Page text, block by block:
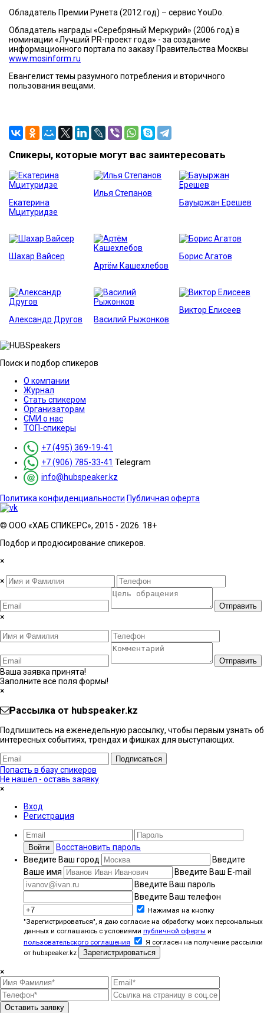
Обладатель Премии Рунета (2012 год) – сервис YouDo.
Обладатель награды «Серебряный Меркурий» (2006 год) в
номинации «Лучший PR-проект года» - за создание
информационного портала по заказу Правительства Москвы
www.mosinform.ru
Евангелист темы разумного потребления и вторичного
пользования вещами.
Спикеры, которые могут вас заинтересовать
Екатерина
Мцитуридзе
Илья Степанов
Бауыржан Ерешев
Шахар Вайсер
Артём Кашехлебов
Борис Агатов
Александр Другов Василий Рыжонков
Виктор Елисеев
Поиск и подбор спикеров
О компании
Журнал
Стать спикером
Организаторам
СМИ о нас
ТОП-спикеры
+7 (495) 369-19-41
+7 (906) 785-33-41 Telegram
info@hubspeaker.kz
Политика конфиденциальности Публичная оферта
© ООО «ХАБ СПИКЕРС», 2015 - 2026. 18+
Подбор и продюсирование спикеров.
×
×
Отправить
×
Отправить
Ваша заявка принята!
Заполните все поля формы!
×
Рассылка от hubspeaker.kz
Подпишитесь на еженедельную рассылку, чтобы первым узнать об
интересных событиях, трендах и фишках ​для выступающих.
Подписаться
Попасть в базу спикеров
Не нашёл - оставь заявку
×
Вход
Регистрация
Войти
Восстановить пароль
Введите Ваш город
Введите
Ваше имя
Введите Ваш E-mail
Введите Ваш пароль
Введите Ваш телефон
Нажимая на кнопку
"Зарегистрироваться", я даю согласие на обработку моих персональных
данных и соглашаюсь с условиями публичной оферты и
пользовательского соглашения
Я согласен на получение рассылки
от hubspeaker.kz
Зарегистрироваться
×
Оставить заявку